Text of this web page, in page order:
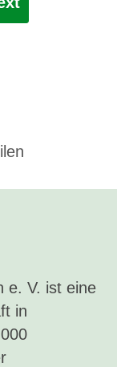
e. V. ist eine
in